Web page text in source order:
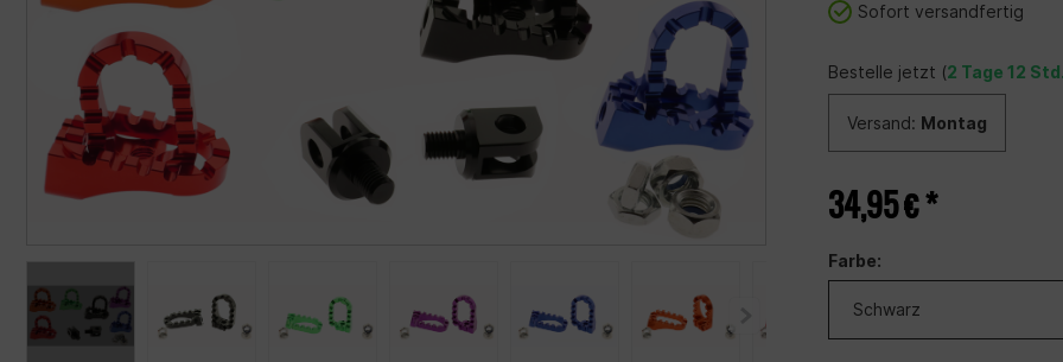
Sofort versandfertig
Bestelle jetzt (2 Tage 12
Versand: Montag
34,95 € *
Farbe: